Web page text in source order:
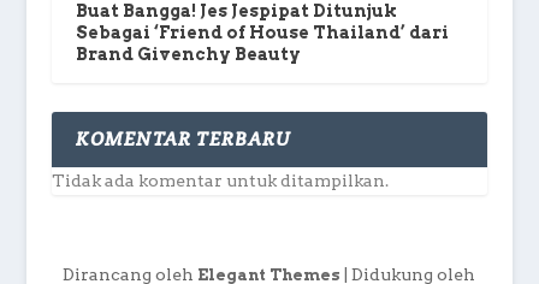
Buat Bangga! Jes Jespipat Ditunjuk
Sebagai ‘Friend of House Thailand’ dari
Brand Givenchy Beauty
KOMENTAR TERBARU
Tidak ada komentar untuk ditampilkan.
Dirancang oleh Elegant Themes | Didukung oleh